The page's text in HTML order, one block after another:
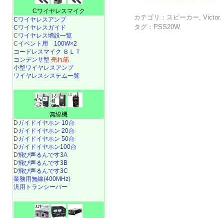
カテゴリ： スピーカー,Victor.
タグ： PSS20W.
Cワイヤレスマイク
Cワイヤレスアンプ
Cワイヤレスガイド
Cワイヤレス増設一覧
Cイベント用 100W×2
コードレスマイク ＢＬＴ
コンデンサ型 売れ筋
小型ワイヤレスアンプ
ワイヤレスシステム一覧
無線機
Dガイドイヤホン 10台
Dガイドイヤホン 20台
Dガイドイヤホン 50台
Dガイドイヤホン100台
D飛び声るんです3A
D飛び声るんです3B
D飛び声るんです3C
業務用無線(400MHz)
汎用トランシーバー